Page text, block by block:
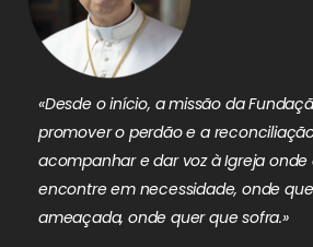
«Desde o início, a missão da
promover o perdão e a
acompanhar e dar voz à Igreja
encontre em necessidade, onde
ameaçada, onde quer que sofra.»